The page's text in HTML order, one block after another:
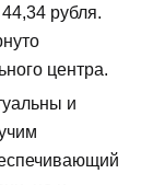
рубля.
центра.
и